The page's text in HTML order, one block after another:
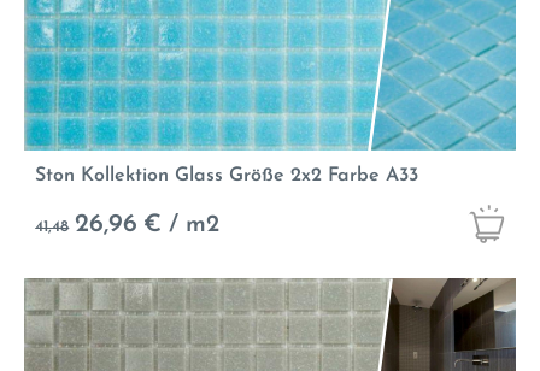
Ston Kollektion Glass Größe 2x2 Farbe A33
41,48 26,96 € / m2